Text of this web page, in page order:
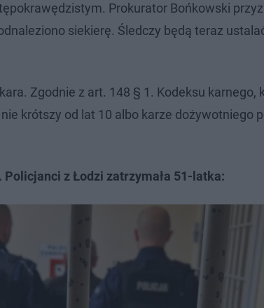
Prokurator Bońkowski
siekierę. Śledczy będą teraz
Zgodnie z art. 148 § 1. Kodeksu karnego,
krótszy od lat 10 albo karze dożywotniego
Policjanci z Łodzi zatrzymała 51-latka: